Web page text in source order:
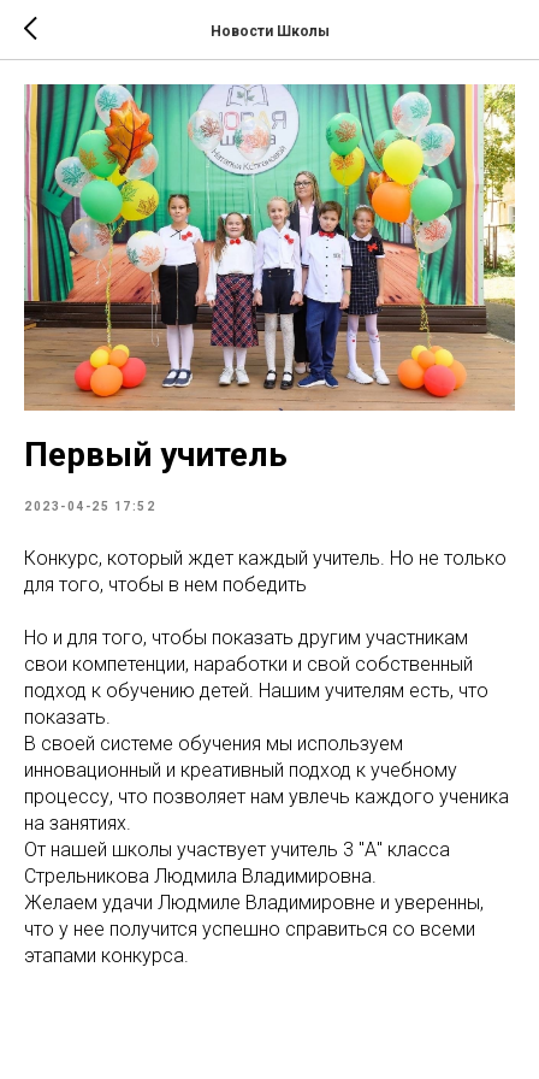
Новости Школы
Первый учитель
2023-04-25 17:52
Конкурс, который ждет каждый учитель. Но не только
для того, чтобы в нем победить
Но и для того, чтобы показать другим участникам
свои компетенции, наработки и свой собственный
подход к обучению детей. Нашим учителям есть, что
показать.
В своей системе обучения мы используем
инновационный и креативный подход к учебному
процессу, что позволяет нам увлечь каждого ученика
на занятиях.
От нашей школы участвует учитель 3 "А" класса
Стрельникова Людмила Владимировна.
Желаем удачи Людмиле Владимировне и уверенны,
что у нее получится успешно справиться со всеми
этапами конкурса.